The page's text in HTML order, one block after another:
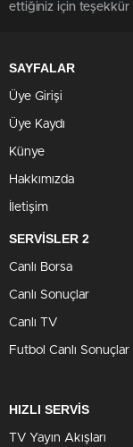
ettiğiniz için teşekkür
SAYFALAR
Üye Girişi
Üye Kaydı
Künye
Hakkımızda
İletişim
SERVİSLER 2
Canlı Borsa
Canlı Sonuçlar
Canlı TV
Futbol Canlı Sonuçlar
HIZLI SERVİS
TV Yayın Akışları